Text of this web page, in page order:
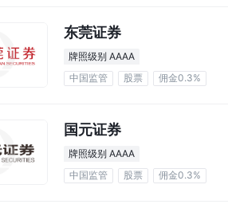
东莞证券
牌照级别 AAAA
中国监管
股票 佣金0.3%
国元证券
牌照级别 AAAA
中国监管
股票 佣金0.3%